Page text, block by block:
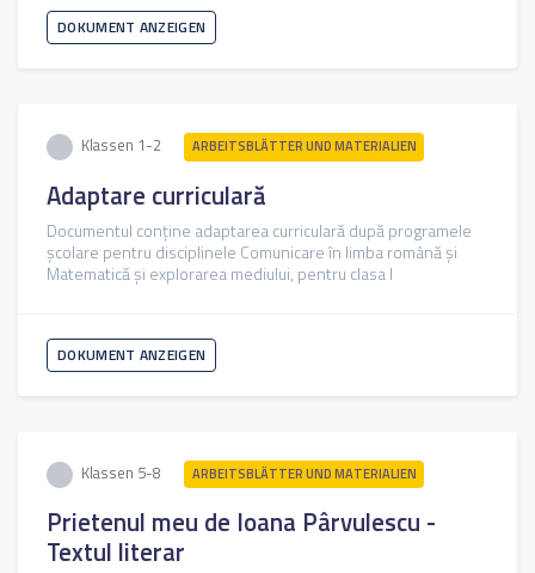
DOKUMENT ANZEIGEN
Klassen 1-2 ARBEITSBLÄTTER UND MATERIALIEN
Adaptare curriculară
Documentul conține adaptarea curriculară după programele
școlare pentru disciplinele Comunicare în limba română și
Matematică și explorarea mediului, pentru clasa I
DOKUMENT ANZEIGEN
Klassen 5-8 ARBEITSBLÄTTER UND MATERIALIEN
Prietenul meu de Ioana Pârvulescu -
Textul literar